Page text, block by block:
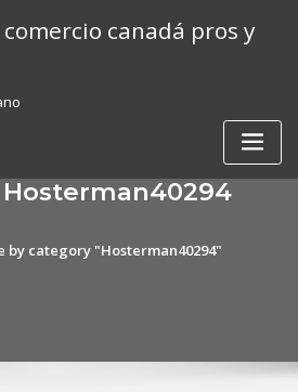
canadá pros y
by category "Hosterman40294"